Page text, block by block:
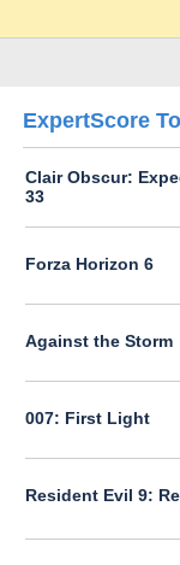
ExpertScore
Clair Obscur:
33
Forza Horizon 6
Against the Storm
007: First Light
Resident Evil 9: